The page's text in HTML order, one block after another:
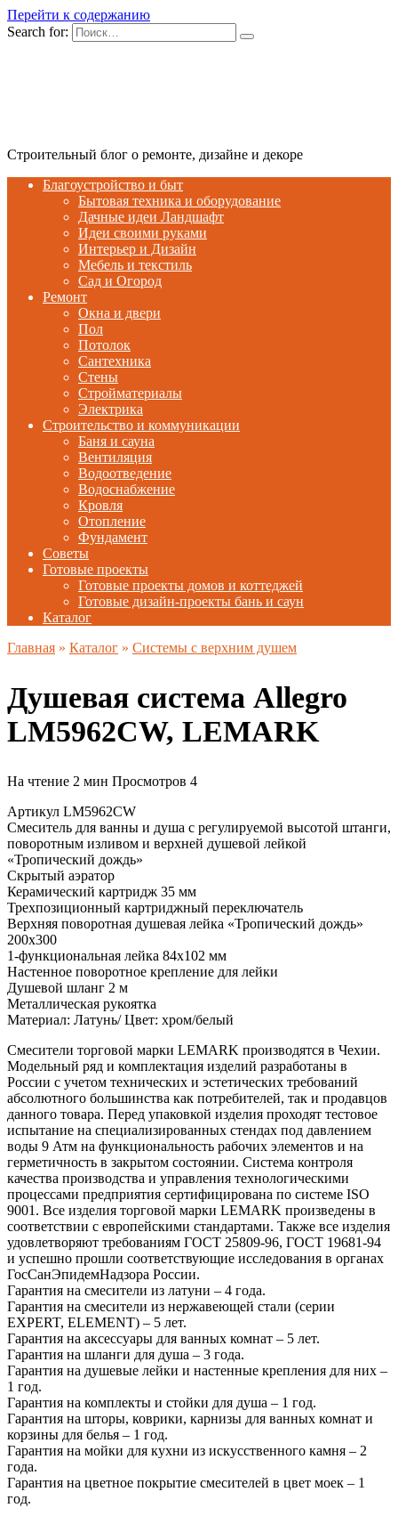
Перейти к содержанию
Search for:
Строительный блог о ремонте, дизайне и декоре
Благоустройство и быт
Бытовая техника и оборудование
Дачные идеи Ландшафт
Идеи своими руками
Интерьер и Дизайн
Мебель и текстиль
Сад и Огород
Ремонт
Окна и двери
Пол
Потолок
Сантехника
Стены
Стройматериалы
Электрика
Строительство и коммуникации
Баня и сауна
Вентиляция
Водоотведение
Водоснабжение
Кровля
Отопление
Фундамент
Советы
Готовые проекты
Готовые проекты домов и коттеджей
Готовые дизайн-проекты бань и саун
Каталог
Главная » Каталог » Системы с верхним душем
Душевая система Allegro
LM5962CW, LEMARK
На чтение 2 мин Просмотров 4
Артикул LM5962CW
Смеситель для ванны и душа с регулируемой высотой штанги,
поворотным изливом и верхней душевой лейкой
«Тропический дождь»
Скрытый аэратор
Керамический картридж 35 мм
Трехпозиционный картриджный переключатель
Верхняя поворотная душевая лейка «Тропический дождь»
200х300
1-функциональная лейка 84х102 мм
Настенное поворотное крепление для лейки
Душевой шланг 2 м
Металлическая рукоятка
Материал: Латунь/ Цвет: хром/белый
Смесители торговой марки LEMARK производятся в Чехии.
Модельный ряд и комплектация изделий разработаны в
России с учетом технических и эстетических требований
абсолютного большинства как потребителей, так и продавцов
данного товара. Перед упаковкой изделия проходят тестовое
испытание на специализированных стендах под давлением
воды 9 Атм на функциональность рабочих элементов и на
герметичность в закрытом состоянии. Система контроля
качества производства и управления технологическими
процессами предприятия сертифицирована по системе ISO
9001. Все изделия торговой марки LEMARK произведены в
соответствии с европейскими стандартами. Также все изделия
удовлетворяют требованиям ГОСТ 25809-96, ГОСТ 19681-94
и успешно прошли соответствующие исследования в органах
ГосСанЭпидемНадзора России.
Гарантия на смесители из латуни – 4 года.
Гарантия на смесители из нержавеющей стали (серии
EXPERT, ELEMENT) – 5 лет.
Гарантия на аксессуары для ванных комнат – 5 лет.
Гарантия на шланги для душа – 3 года.
Гарантия на душевые лейки и настенные крепления для них –
1 год.
Гарантия на комплекты и стойки для душа – 1 год.
Гарантия на шторы, коврики, карнизы для ванных комнат и
корзины для белья – 1 год.
Гарантия на мойки для кухни из искусственного камня – 2
года.
Гарантия на цветное покрытие смесителей в цвет моек – 1
год.